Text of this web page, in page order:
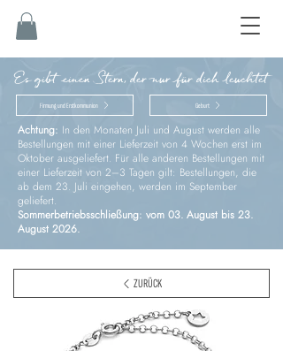
Es gibt einen Stern, der nur für dich leuchtet
Firmung und Erstkommunion Geburt
Achtung: In den Monaten Juli und August werden alle
Bestellungen mit einer Lieferzeit von 4 Wochen erst im
Oktober ausgeliefert. Für alle anderen Bestellungen mit
einer Lieferzeit von 2–3 Tagen gilt: Bestellungen, die
ab dem 23. Juli eingehen, werden im September
geliefert.
Sommerbetriebsschließung: vom 03. August bis 23.
August 2026.
ZURÜCK